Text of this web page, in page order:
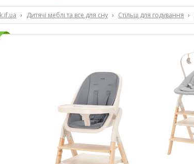
› Дитячі меблі та все для сну › Стільці для годування ›